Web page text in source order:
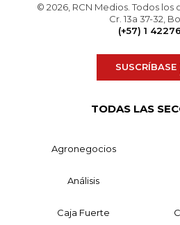
© 2026, RCN Medios. Todos los
Cr. 13a 37-32,
(+57) 1
SUSCRÍBASE
TODAS LAS
Agronegocios
Análisis
Caja Fuerte